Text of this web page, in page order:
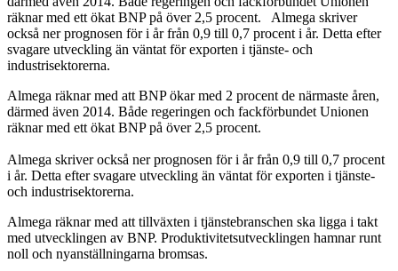
räknar med ett ökat BNP på över 2,5 procent. Almega skriver
också ner prognosen för i år från 0,9 till 0,7 procent i år. Detta efter
svagare utveckling än väntat för exporten i tjänste- och
industrisektorerna.
Almega räknar med att BNP ökar med 2 procent de närmaste åren,
därmed även 2014. Både regeringen och fackförbundet Unionen
räknar med ett ökat BNP på över 2,5 procent.
Almega skriver också ner prognosen för i år från 0,9 till 0,7 procent
i år. Detta efter svagare utveckling än väntat för exporten i tjänste-
och industrisektorerna.
Almega räknar med att tillväxten i tjänstebranschen ska ligga i takt
med utvecklingen av BNP. Produktivitetsutvecklingen hamnar runt
noll och nyanställningarna bromsas.